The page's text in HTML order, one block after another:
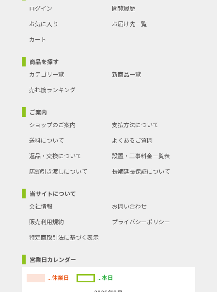
ログイン
閲覧履歴
お気に入り
お届け先一覧
カート
商品を探す
カテゴリ一覧
新商品一覧
売れ筋ランキング
ご案内
ショップのご案内
支払方法について
送料について
よくあるご質問
返品・交換について
設置・工事料金一覧表
店頭引き渡しについて
長期延長保証について
当サイトについて
会社情報
お問い合わせ
販売利用規約
プライバシーポリシー
特定商取引法に基づく表示
営業日カレンダー
...休業日
...本日